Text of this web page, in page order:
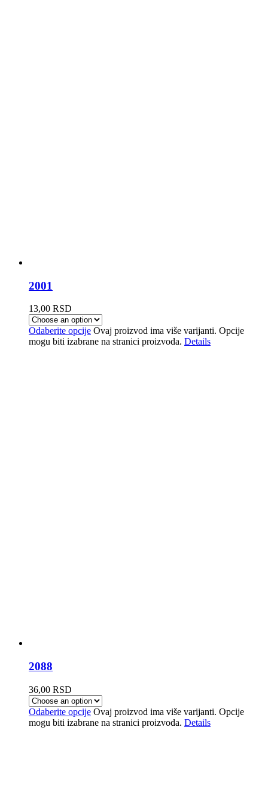
2001
13,00 RSD
Odaberite opcije Ovaj proizvod ima više varijanti. Opcije
mogu biti izabrane na stranici proizvoda. Details
2088
36,00 RSD
Odaberite opcije Ovaj proizvod ima više varijanti. Opcije
mogu biti izabrane na stranici proizvoda. Details